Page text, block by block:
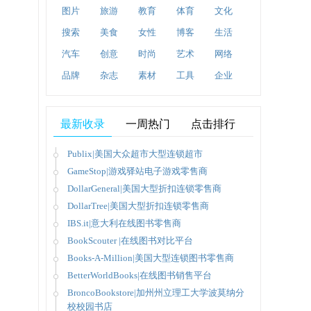
图片 旅游 教育 体育 文化
搜索 美食 女性 博客 生活
汽车 创意 时尚 艺术 网络
品牌 杂志 素材 工具 企业
最新收录 一周热门 点击排行
Publix|美国大众超市大型连锁超市
GameStop|游戏驿站电子游戏零售商
DollarGeneral|美国大型折扣连锁零售商
DollarTree|美国大型折扣连锁零售商
IBS.it|意大利在线图书零售商
BookScouter |在线图书对比平台
Books-A-Million|美国大型连锁图书零售商
BetterWorldBooks|在线图书销售平台
BroncoBookstore|加州州立理工大学波莫纳分
校校园书店